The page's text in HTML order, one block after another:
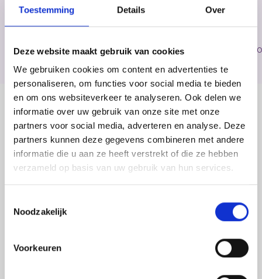
Toestemming Details Over
Deze website maakt gebruik van cookies
We gebruiken cookies om content en advertenties te
personaliseren, om functies voor social media te bieden
en om ons websiteverkeer te analyseren. Ook delen we
informatie over uw gebruik van onze site met onze
partners voor social media, adverteren en analyse. Deze
partners kunnen deze gegevens combineren met andere
informatie die u aan ze heeft verstrekt of die ze hebben
verzameld op basis van uw gebruik van hun services.
Noodzakelijk
Voorkeuren
Medewerker productietechniek | Eerste Monteur
MELD JE AAN
Inhoud
Er zijn heel veel verschillende werkzaamheden die jij kan
gaan uitvoeren als mechatronicus:
Zelfstandig meetkasen assembleren of een
voedselproductielijn bedraden/aansluiten en
inregelen? Jij draait er je hand niet voor om! Een
stabilisator voor jachtschepen monteren? Bij jou
moeten ze zijn! Als eerste monteur Mechatronica heb je
een uitvoerende rol. Dit betekent dat jij zelf
verantwoordelijk bent voor de juiste montage en
assemblage van jouw werkzaamheden. Je leert dus echt
zelfstandig jouw werkzaamheden uit te voeren.
Hierdoor zul jij zeer complete kennis en vaardigheden